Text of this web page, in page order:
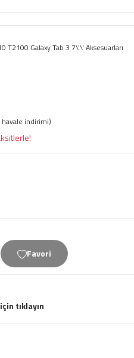
T2100 Galaxy Tab 3 7\'\' Aksesuarları
havale indirimi)
tıklayın